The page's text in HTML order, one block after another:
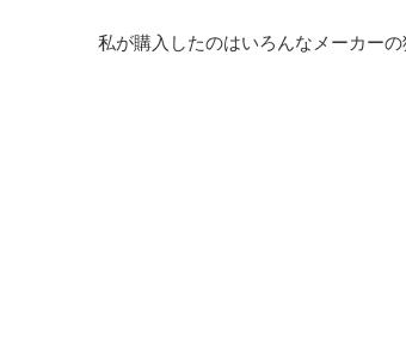
私が購入したのはいろんなメーカー